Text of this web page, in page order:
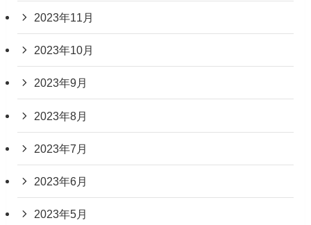
2023年11月
2023年10月
2023年9月
2023年8月
2023年7月
2023年6月
2023年5月